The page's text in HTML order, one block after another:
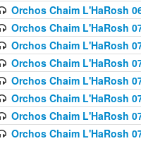
Orchos Chaim L'HaRosh
Orchos Chaim L'HaRosh
Orchos Chaim L'HaRosh
Orchos Chaim L'HaRosh
Orchos Chaim L'HaRosh
Orchos Chaim L'HaRosh
Orchos Chaim L'HaRosh
Orchos Chaim L'HaRosh